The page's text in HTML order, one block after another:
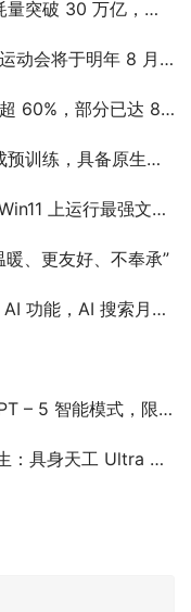
年半时间增长 300 多倍
会将于明年 8 月举办
，部分已达 80%
具备原生多模态能力
强文生图 AI 工具 ComfyUI
、更友好、不奉承”
索月活已超 3.22 亿人次
，限制比 ChatGPT 更宽松
夺得 100 米短跑项目冠军